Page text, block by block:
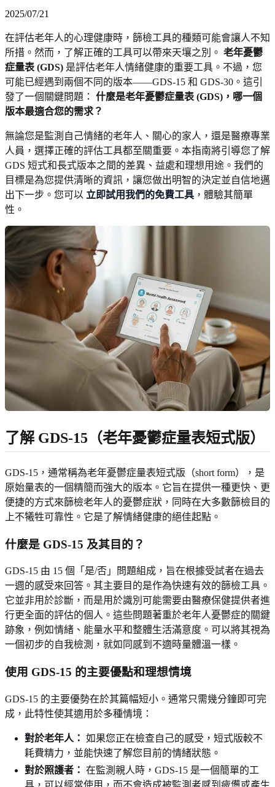
2025/07/21
在評估老年人的心理健康時，篩檢工具的種類可能會讓人不知
所措。然而，了解正確的工具可以帶來天壤之別。 老年憂鬱
症量表 (GDS) 是評估老年人情緒健康的重要工具。不過，您
可能已經遇到兩個不同的版本——GDS-15 和 GDS-30。這引
發了一個關鍵問題： 什麼是老年憂鬱症量表 (GDS)，哪一個
版本最適合您的需求？
無論您是監測自己情緒的老年人、關心的家人，還是醫療專業
人員，選擇正確的評估工具都至關重要。本指南將引導您了解
GDS 短式和長式版本之間的差異、益處和理想用途。我們的
目標是為您提供清晰的資訊，讓您做出明智的決定並自信地邁
出下一步。您可以 立即試用我們的免費工具 ，體驗其簡單
性。
了解 GDS-15（老年憂鬱症量表短式版）
GDS-15，通常稱為老年憂鬱症量表短式版（short form），是
原始量表的一個精簡而強大的版本。它旨在提供一種更快、更
便捷的方式來篩檢老年人的憂鬱症狀，同時在大多數篩檢目的
上不犧牲可靠性。它是了解情緒健康的絕佳起點。
什麼是 GDS-15 及其目的？
GDS-15 由 15 個「是/否」問題組成，旨在根據受試者在過去
一週的感受來回答。其主要目的是作為快速有效的篩檢工具。
它並非用於診斷，而是用於識別可能需要由醫療保健提供者進
行更全面的評估的個人。這些問題著重於老年人憂鬱症的關鍵
跡象，例如情緒、能量水平和整體生活滿意度。可以將其視為
一個初步的自我檢測，就如同感到不適時量體溫一樣。
使用 GDS-15 的主要優點和理想情境
GDS-15 的主要優勢在於其篇幅短小。通常只需幾分鐘即可完
成，此特性使其適用於多種情境：
對於老年人： 如果您正在檢查自己的感受，短式版較不
耗費精力，並能快速了解您目前的情緒狀態。
對於照護者： 在監測親人時，GDS-15 是一個簡單的工
具，可以經常使用，而不會造成被監測者感到疲憊或產生